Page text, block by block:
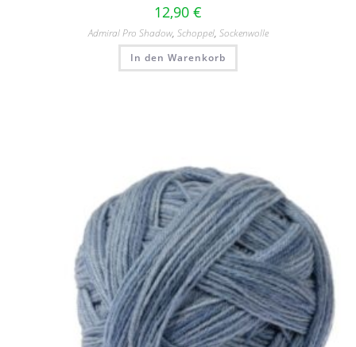
12,90 €
Admiral Pro Shadow, Schoppel, Sockenwolle
In den Warenkorb